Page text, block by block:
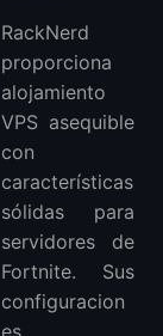
RackNerd
proporciona
alojamiento
VPS asequible
con
características
sólidas para
servidores de
Fortnite. Sus
configuracion
es